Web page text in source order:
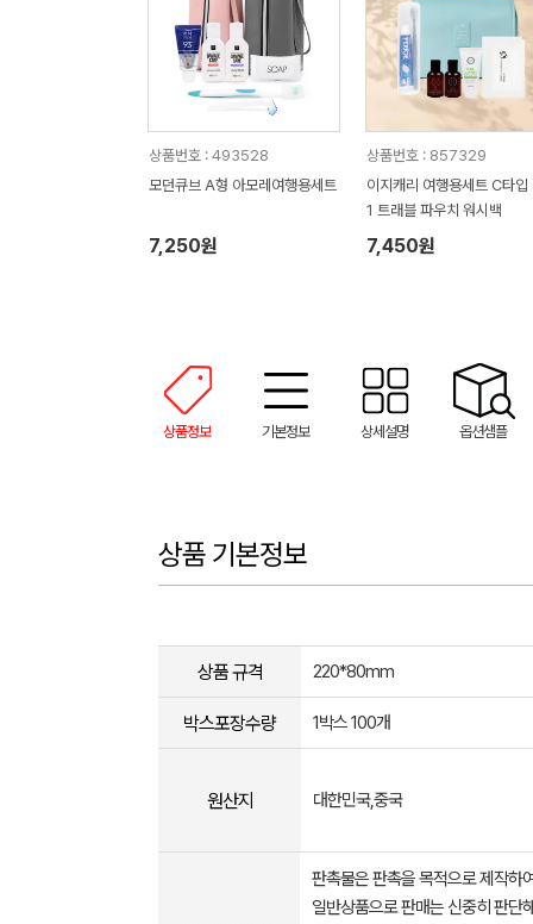
상품번호 : 493528
모던큐브 A형 아모레여행용세트
7,250원
상품번호 : 857329
이지캐리 여행용세트 C타
1 트래블 파우치 워시백
7,450원
상품정보 기본정보 상세설명 옵션샘플
상품 기본정보
상품 규격 220*80mm
박스포장수량 1박스 100개
원산지 대한민국,중국
판촉물은 판촉을 목적으로 제작하
일반상품으로 판매는 신중히 판단